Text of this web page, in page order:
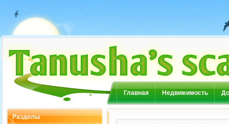
Главная Недвижимость
Разделы